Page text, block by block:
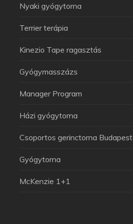
Nyaki gyógytorna
Terrier terápia
Kinezio Tape ragasztás
Gyógymasszázs
Manager Program
Házi gyógytorna
Csoportos gerinctorna Budapest
Gyógytorna
McKenzie 1+1